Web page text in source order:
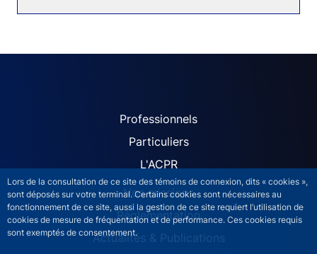
Lors de la consultation de ce site des témoins de connexion, dits « cookies »,
sont déposés sur votre terminal. Certains cookies sont nécessaires au
fonctionnement de ce site, aussi la gestion de ce site requiert l’utilisation de
cookies de mesure de fréquentation et de performance. Ces cookies requis
sont exemptés de consentement.
ACPR site navigation
Professionnels
Particuliers
L'ACPR
Nos missions
Réglementation
Actualités & Publications